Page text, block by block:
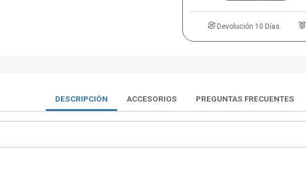
Devolución 10 Días
DESCRIPCIÓN ACCESORIOS PREGUNTAS FRECUENTES